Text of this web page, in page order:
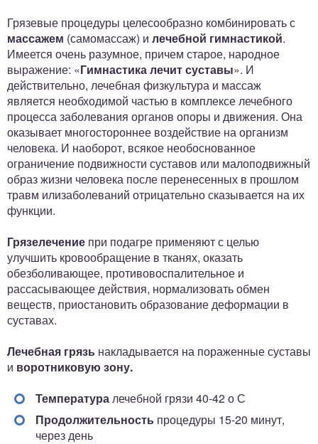
Грязевые процедуры целесообразно комбинировать с
мас­сажем (самомассаж) и лечебной гимнастикой.
Имеется очень разумное, причем старое, народное
выражение: «Гимнастика лечит суставы». И
действительно, лечеб­ная физкультура и массаж
является необходимой частью в комплексе лечебного
процесса заболевания органов опоры и движения. Она
оказывает многостороннее воз­действие на организм
человека. И наоборот, всякое не­обоснованное
ограничение подвижности суставов или малоподвижный
образ жизни человека после перенесен­ных в прошлом
травм илизаболеваний отрицательно сказывается на их
функции.
Грязелечение при подагре применяют с целью
улучшить кровообращение в тканях, оказать
обезболивающее, противовоспалительное и
рассасывающее действия, нормализовать обмен
веществ, приостановить образование деформации в
суставах.
Лечебная грязь накладывается на пораженные суставы
и воротниковую зону.
Температуралечебной грязи 40-42 о С
Продолжительность процедуры 15-20 минут,
через день